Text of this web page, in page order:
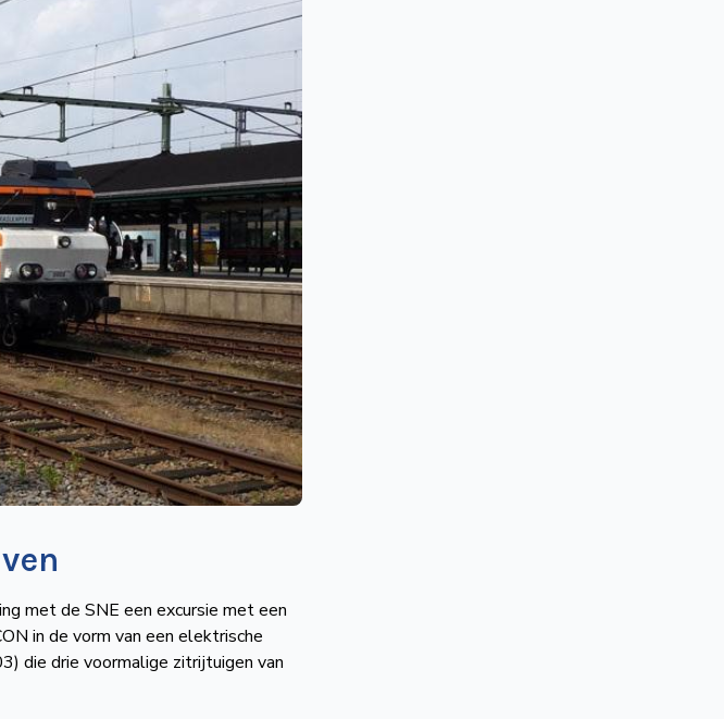
met de SNE een excursie met een
in de vorm van een elektrische
die drie voormalige zitrijtuigen van